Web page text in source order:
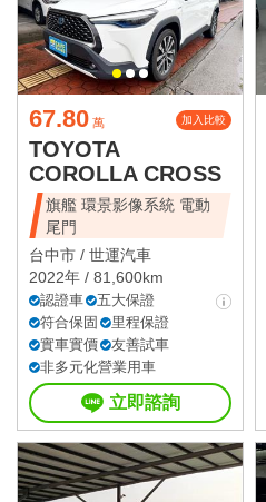
67.80 萬 加入比較
TOYOTA
COROLLA CROSS
旗艦 環景影像系統 電動
尾門
台中市 / 世運汽車
2022年 / 81,600km
認證車
五大保證
符合保固
里程保證
實車實價
友善試車
非多元化營業用車
立即諮詢